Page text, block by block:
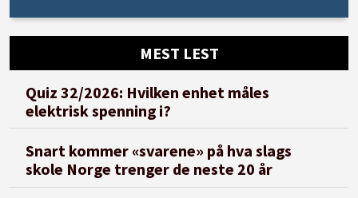
MEST LEST
Quiz 32/2026: Hvilken enhet måles
elektrisk spenning i?
Snart kommer «svarene» på hva slags
skole Norge trenger de neste 20 år